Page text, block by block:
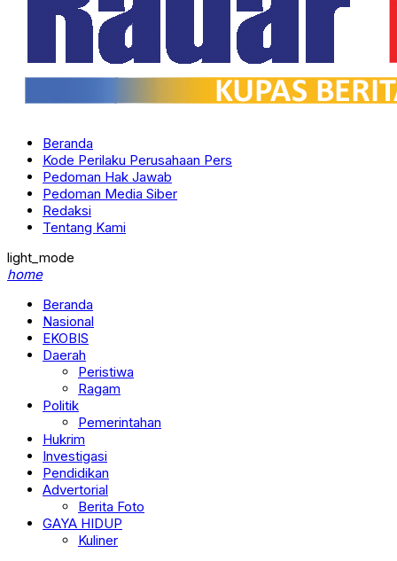
Beranda
Kode Perilaku Perusahaan Pers
Pedoman Hak Jawab
Pedoman Media Siber
Redaksi
Tentang Kami
light_mode
home
Beranda
Nasional
EKOBIS
Daerah
Peristiwa
Ragam
Politik
Pemerintahan
Hukrim
Investigasi
Pendidikan
Advertorial
Berita Foto
GAYA HIDUP
Kuliner